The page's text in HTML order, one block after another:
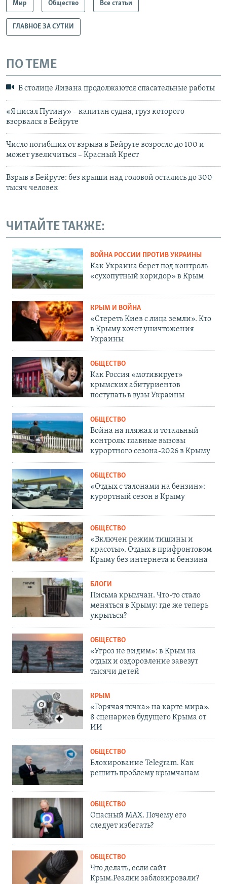
Мир Общество Все статьи
ГЛАВНОЕ ЗА СУТКИ
ПО ТЕМЕ
В столице Ливана продолжаются спасательные работы
«Я писал Путину» – капитан судна, груз которого
взорвался в Бейруте
Число погибших от взрыва в Бейруте возросло до 100 и
может увеличиться – Красный Крест
Взрыв в Бейруте: без крыши над головой остались до 300
тысяч человек
ЧИТАЙТЕ ТАКЖЕ:
ВОЙНА РОССИИ ПРОТИВ УКРАИНЫ
Как Украина берет под контроль
«сухопутный коридор» в Крым
КРЫМ И ВОЙНА
«Стереть Киев с лица земли». Кто
в Крыму хочет уничтожения
Украины
ОБЩЕСТВО
Как Россия «мотивирует»
крымских абитуриентов
поступать в вузы Украины
ОБЩЕСТВО
Война на пляжах и тотальный
контроль: главные вызовы
курортного сезона-2026 в Крыму
ОБЩЕСТВО
«Отдых с талонами на бензин»:
курортный сезон в Крыму
ОБЩЕСТВО
«Включен режим тишины и
красоты». Отдых в прифронтовом
Крыму без интернета и бензина
БЛОГИ
Письма крымчан. Что-то стало
меняться в Крыму: где же теперь
укрыться?
ОБЩЕСТВО
«Угроз не видим»: в Крым на
отдых и оздоровление завезут
тысячи детей
КРЫМ
«Горячая точка» на карте мира».
8 сценариев будущего Крыма от
ИИ
ОБЩЕСТВО
Блокирование Telegram. Как
решить проблему крымчанам
ОБЩЕСТВО
Опасный MAX. Почему его
следует избегать?
ОБЩЕСТВО
Что делать, если сайт
Крым.Реалии заблокировали?